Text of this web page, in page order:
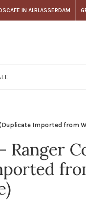
IN ALBLASSERDAM
(Duplicate Imported from
Ranger